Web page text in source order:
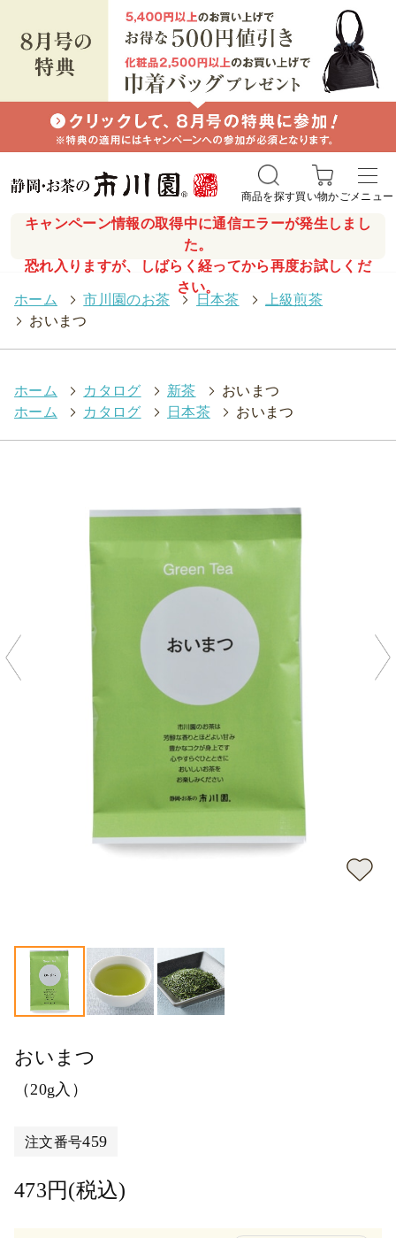
キャンペーン情報の取得中に通信エラーが発生しまし
た。
恐れ入りますが、しばらく経ってから再度お試しくだ
さい。
商品を探す買い物かごメニュー
ホーム > 市川園のお茶 > 日本茶 >
上級煎茶
> おいまつ
ホーム > カタログ > 新茶 > おいまつ
ホーム
> カタログ > 日本茶 > おいまつ
おいまつ
（20g入）
注文番号459
473円(税込)